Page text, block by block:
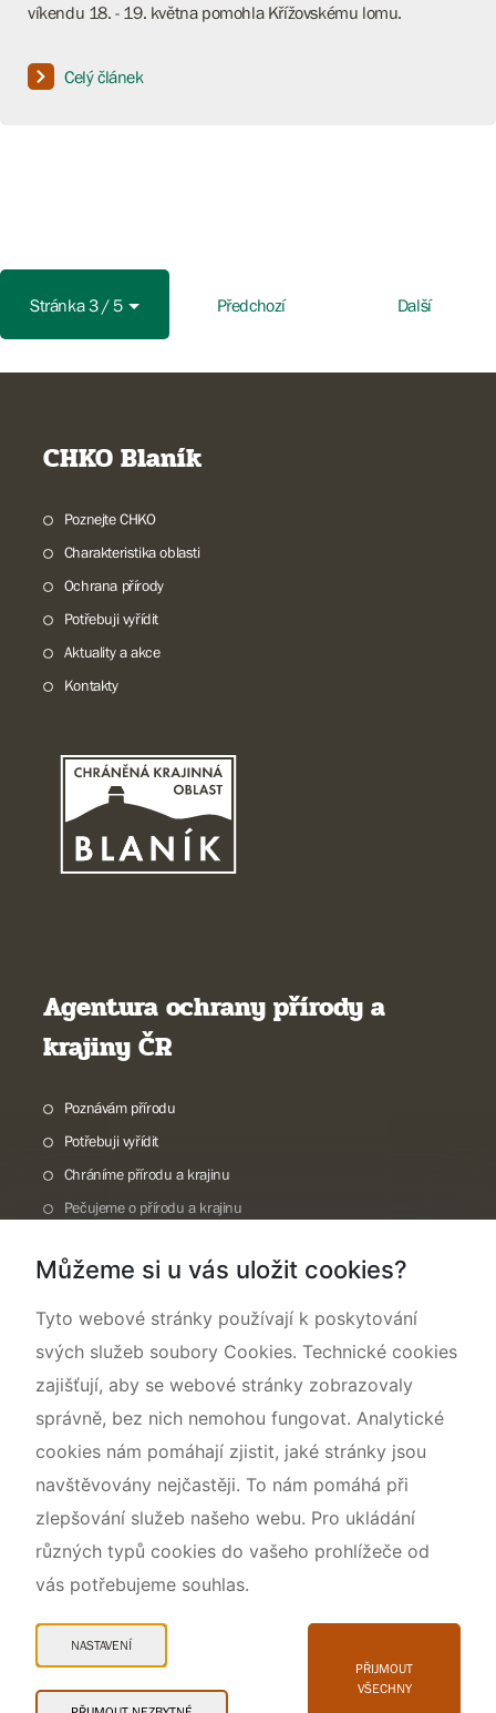
víkendu 18. - 19. května pomohla Křížovskému lomu.
Celý článek
Stránka 3 / 5 Předchozí Další
CHKO Blaník
Poznejte CHKO
Charakteristika oblasti
Ochrana přírody
Potřebuji vyřídit
Aktuality a akce
Kontakty
Agentura ochrany přírody a
krajiny ČR
Poznávám přírodu
Potřebuji vyřídit
Chráníme přírodu a krajinu
Pečujeme o přírodu a krajinu
O nás
Snadné čtení
Můžeme si u vás uložit cookies?
Tyto webové stránky používají k poskytování
svých služeb soubory Cookies. Technické cookies
zajišťují, aby se webové stránky zobrazovaly
správně, bez nich nemohou fungovat. Analytické
cookies nám pomáhají zjistit, jaké stránky jsou
navštěvovány nejčastěji. To nám pomáhá při
zlepšování služeb našeho webu. Pro ukládání
různých typů cookies do vašeho prohlížeče od
vás potřebujeme souhlas.
NASTAVENÍ
PŘIJMOUT
VŠECHNY